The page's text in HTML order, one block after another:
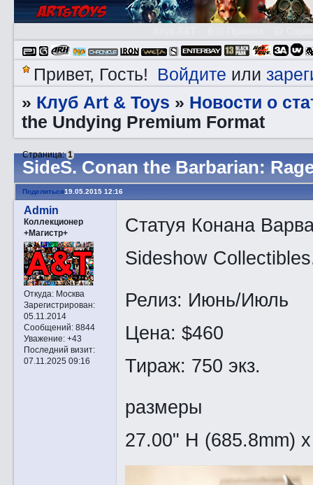
Привет, Гость! Войдите или
» Клуб Art & Toys » Новости о
the Undying Premium Format
SidеS. Conan the Barbarian:
Страница:1
Поделиться19.05.2015 12:16
Admin
Коллекционер
+Магистр+
Откуда:Москва
Зарегистрирован:
05.11.2014
Сообщений:8844
Уважение: +43
Последний визит:
07.11.2025 09:16
Статуя Конана
Sideshow
Релиз: Июнь/Июль
Цена: $460
Тираж: 750 экз.
размеры
27.00" H (685.8mm)